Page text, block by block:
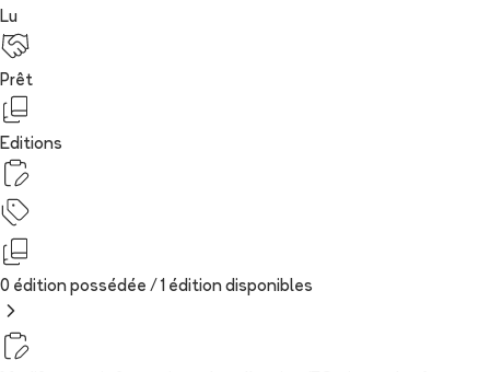
Lu
Prêt
Editions
0 édition possédée / 1 édition disponibles